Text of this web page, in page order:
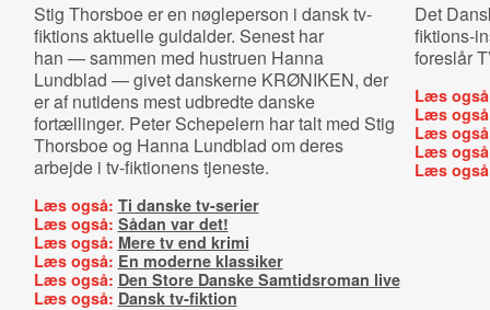
Stig Thorsboe er en nøgleperson i dansk tv-
fiktions aktuelle guldalder. Senest har
han — sammen med hustruen Hanna
Lundblad — givet danskerne KRØNIKEN, der
er af nutidens mest udbredte danske
fortællinger. Peter Schepelern har talt med Stig
Thorsboe og Hanna Lundblad om deres
arbejde i tv-fiktionens tjeneste.
Læs også: Ti danske tv-serier
Læs også: Sådan var det!
Læs også: Mere tv end krimi
Læs også: En moderne klassiker
Læs også: Den Store Danske Samtidsroman live
Læs også: Dansk tv-fiktion
Det
fiktions-
foreslår
Læs
Læs
Læs
Læs
Læs